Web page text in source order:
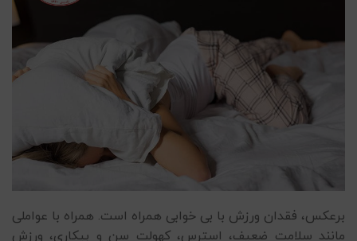
برعکس، فقدان ورزش با بی خوابی همراه است. همراه با عواملی
مانند سلامت ضعیف، استرس، کهولت سن و بیکاری، ورزش